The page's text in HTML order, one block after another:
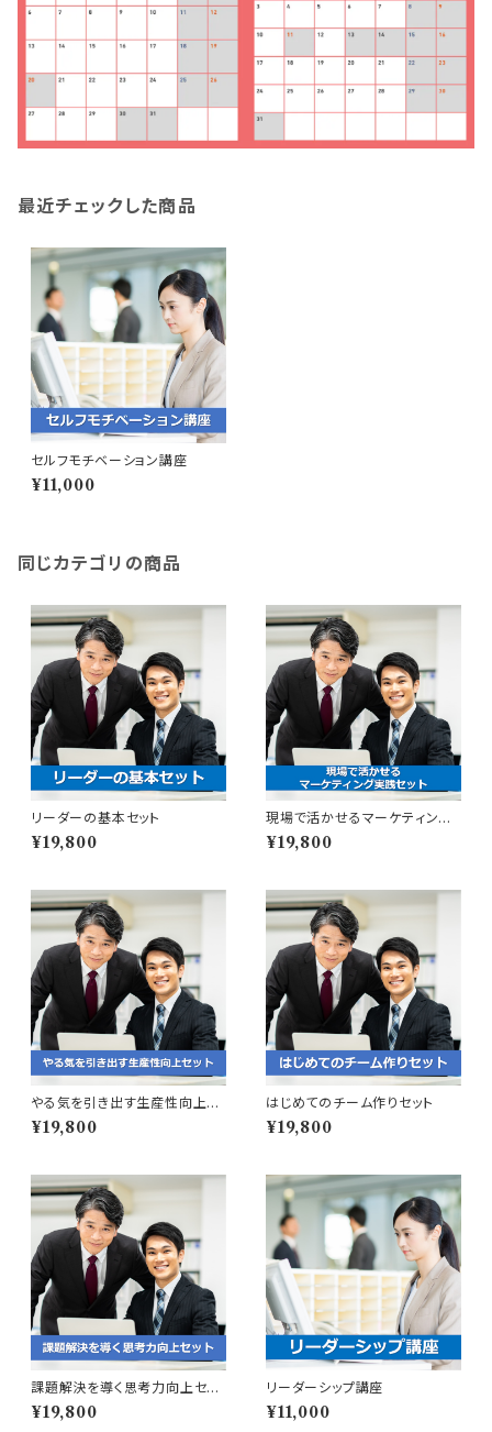
最近チェックした商品
セルフモチベーション講座
¥11,000
同じカテゴリの商品
リーダーの基本セット
¥19,800
現場で活かせるマーケティング
実践セット
¥19,800
やる気を引き出す生産性向上セ
ット
¥19,800
はじめてのチーム作りセット
¥19,800
課題解決を導く思考力向上セッ
ト
¥19,800
リーダーシップ講座
¥11,000